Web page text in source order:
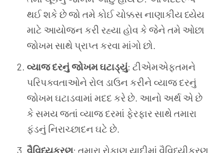
થઈ શકે છે જો તમે કોઈ ચોક્કસ નાણાકીય ધ્યેય
માટે આયોજન કરી રહ્યા હોવ કે જેને તમે ઓછા
જોખમ સાથે પ્રાપ્ત કરવા માંગો છો.
વ્યાજ દરનું જોખમ ઘટાડ્યું: ટીએમએફતમને
પરિપક્વતાઓને રોલ ડાઉન કરીને વ્યાજ દરનું
જોખમ ઘટાડવામાં મદદ કરે છે. આનો અર્થ એ છે
કે સમય જતાં વ્યાજ દરમાં ફેરફાર સાથે તમારા
ફંડનું નિરાચ્છાદન ઘટે છે.
વૈવિધ્યકરણ: તમારા રોકાણ યાદીમાં વૈવિધ્યીકરણ